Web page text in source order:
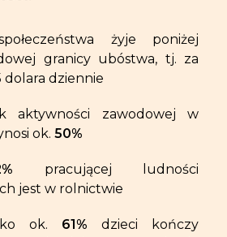
żyje poniżej
granicy ubóstwa, tj. za
dolara dziennie
aktywności zawodowej w
ok. 50%
pracującej ludności
jest w rolnictwie
ok. 61% dzieci kończy